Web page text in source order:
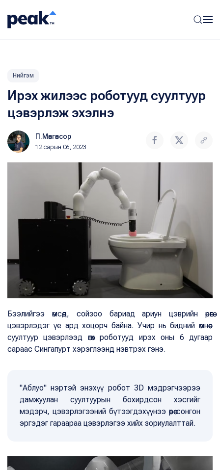
Нийгэм
Ирэх жилээс роботууд суултуур
цэвэрлэж эхэлнэ
П.Мөнгөнсор
12 сарын 06, 2023
Бээлийгээ өмсөөд, сойзоо бариад ариун цэврийн өрөөгөө
цэвэрлэдэг үе ард хоцорч байна. Учир нь бидний өмнөөс
суултуур цэвэрлээд өгөх роботууд ирэх оны 6 дугаар
сараас Сингапурт хэрэглээнд нэвтрэх гэнэ.
"Аблуо" нэртэй энэхүү робот 3D мэдрэгчээрээ
дамжуулан суултуурын бохирдсон хэсгийг
мэдэрч, цэвэрлэгээний бүтээгдэхүүнээ өөрөө сонгон
эргэдэг гараараа цэвэрлэгээ хийх зориулалттай.